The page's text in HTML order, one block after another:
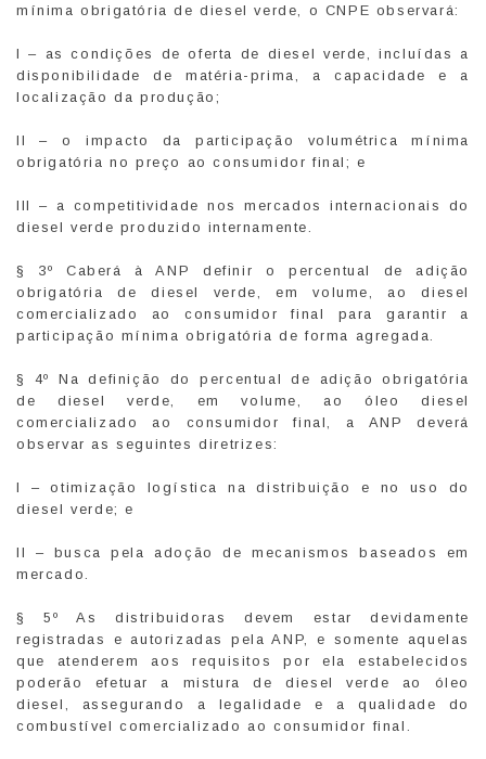
mínima obrigatória de diesel verde, o CNPE observará:
I – as condições de oferta de diesel verde, incluídas a
disponibilidade de matéria-prima, a capacidade e a
localização da produção;
II – o impacto da participação volumétrica mínima
obrigatória no preço ao consumidor final; e
III – a competitividade nos mercados internacionais do
diesel verde produzido internamente.
§ 3º Caberá à ANP definir o percentual de adição
obrigatória de diesel verde, em volume, ao diesel
comercializado ao consumidor final para garantir a
participação mínima obrigatória de forma agregada.
§ 4º Na definição do percentual de adição obrigatória
de diesel verde, em volume, ao óleo diesel
comercializado ao consumidor final, a ANP deverá
observar as seguintes diretrizes:
I – otimização logística na distribuição e no uso do
diesel verde; e
II – busca pela adoção de mecanismos baseados em
mercado.
§ 5º As distribuidoras devem estar devidamente
registradas e autorizadas pela ANP, e somente aquelas
que atenderem aos requisitos por ela estabelecidos
poderão efetuar a mistura de diesel verde ao óleo
diesel, assegurando a legalidade e a qualidade do
combustível comercializado ao consumidor final.